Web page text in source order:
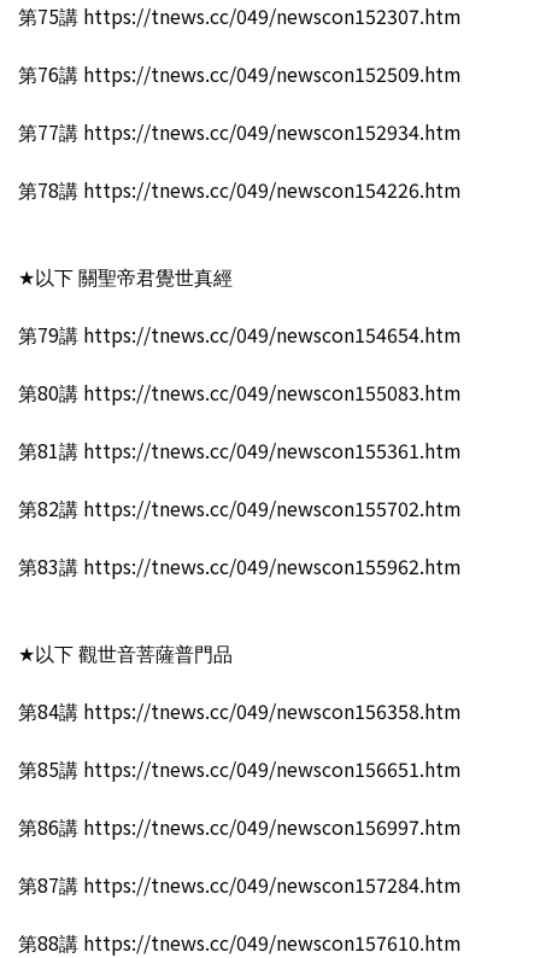
第75講 https://tnews.cc/049/newscon152307.htm
第76講 https://tnews.cc/049/newscon152509.htm
第77講 https://tnews.cc/049/newscon152934.htm
第78講 https://tnews.cc/049/newscon154226.htm
★以下 關聖帝君覺世真經
第79講 https://tnews.cc/049/newscon154654.htm
第80講 https://tnews.cc/049/newscon155083.htm
第81講 https://tnews.cc/049/newscon155361.htm
第82講 https://tnews.cc/049/newscon155702.htm
第83講 https://tnews.cc/049/newscon155962.htm
★以下 觀世音菩薩普門品
第84講 https://tnews.cc/049/newscon156358.htm
第85講 https://tnews.cc/049/newscon156651.htm
第86講 https://tnews.cc/049/newscon156997.htm
第87講 https://tnews.cc/049/newscon157284.htm
第88講 https://tnews.cc/049/newscon157610.htm